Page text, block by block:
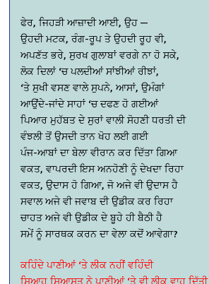
ਫੇਰ, ਜਿਹੜੀ ਆਜ਼ਾਦੀ ਆਈ, ਉਹ —
ਉਹਦੀ ਮਟਕ, ਰੰਗ-ਰੂਪ ਤੇ ਉਹਦੀ ਰੂਹ ਵੀ,
ਅਪਣੱਤ ਭਰੇ, ਸੁਰਖ ਗੁਲਾਬਾਂ ਵਰਗੇ ਨਾ ਹੋ ਸਕੇ,
ਲੋਕ ਦਿਲਾਂ ‘ਚ ਪਲਦੀਆਂ ਸਾਂਝੀਆਂ ਰੀਝਾਂ,
‘ਤੇ ਸੁਖੀ ਵਸਣ ਵਾਲੇ ਸੁਪਨੇ, ਆਸਾਂ, ਉਮੰਗਾਂ
ਆਉਂਦੇ-ਜਾਂਦੇ ਸਾਹਾਂ ‘ਚ ਦਫਣ ਹੋ ਗਈਆਂ
ਪਿਆਰ ਮੁਹੱਬਤ ਦੇ ਸੁਰਾਂ ਵਾਲੀ ਸੋਹਣੀ ਧਰਤੀ ਦੀ
ਵੰਝਲੀ ਤੋਂ ਉਸਦੀ ਤਾਨ ਖੋਹ ਲਈ ਗਈ
ਪੰਜ-ਆਬਾਂ ਦਾ ਬੇਲਾ ਵੀਰਾਨ ਕਰ ਦਿੱਤਾ ਗਿਆ
ਵਕਤ, ਵਾਪਰਦੀ ਇਸ ਅਨਹੋਣੀ ਨੂੰ ਦੇਖਦਾ ਰਿਹਾ
ਵਕਤ, ਉਦਾਸ ਹੋ ਗਿਆ, ਜੋ ਅਜੇ ਵੀ ਉਦਾਸ ਹੈ
ਸਵਾਲ ਅਜੇ ਵੀ ਜਵਾਬ ਦੀ ਉਡੀਕ ਕਰ ਰਿਹਾ
ਚਾਹਤ ਅਜੇ ਵੀ ਉਡੀਕ ਦੇ ਬੂਹੇ ਹੀ ਬੈਠੀ ਹੈ
ਸਮੇਂ ਨੂੰ ਸਾਰਥਕ ਕਰਨ ਦਾ ਵੇਲਾ ਕਦੋਂ ਆਵੇਗਾ?
ਕਹਿੰਦੇ ਪਾਣੀਆਂ ‘ਤੇ ਲੀਕ ਨਹੀਂ ਵਹਿੰਦੀ
ਸਿਆਹ ਸਿਆਸਤ ਨੇ ਪਾਣੀਆਂ ‘ਤੇ ਵੀ ਲੀਕ ਵਾਹ ਦਿੱਤੀ